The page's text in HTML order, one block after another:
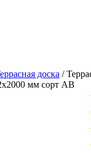
доска /
мм сорт АВ